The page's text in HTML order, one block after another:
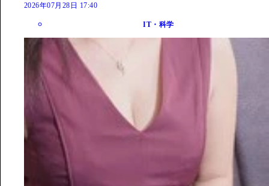
2026年07月28日 17:40
IT・科学